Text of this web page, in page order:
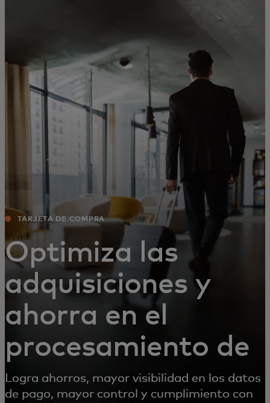
Para empresas
Para el mundo
Para innovadores
Noticias y tendencias
TARJETA DE COMPRA
Optimiza las
adquisiciones y
ahorra en el
procesamiento de
pagos
Logra ahorros, mayor visibilidad en los datos
de pago, mayor control y cumplimiento con